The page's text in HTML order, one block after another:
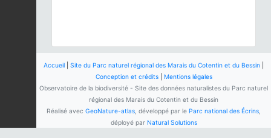
Accueil Site du Parc naturel régional des Marais du Cotentin et du Bessin
Conception et crédits| Mentions légales
Observatoire de la biodiversité - Site des données naturalistes du Parc naturel
régional des Marais du Cotentin et du Bessin
Réalisé avec GeoNature-atlas , développé par le Parc national des Écrins
déployé par Natural Solutions